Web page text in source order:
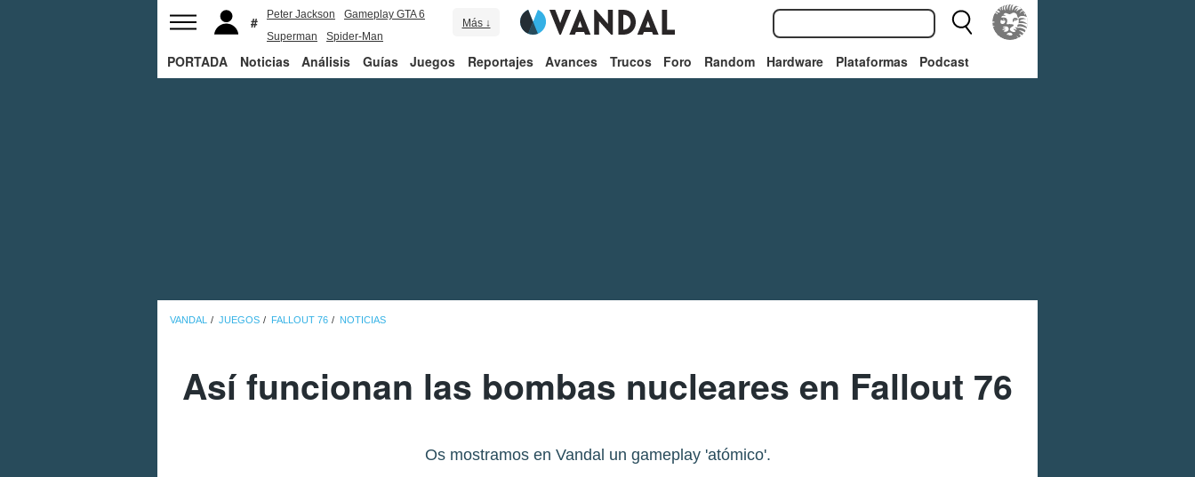
Peter Jackson
Gameplay GTA 6
Superman
Spider-Man
Más ↓
PORTADA Noticias Análisis Guías Juegos Reportajes Avances Trucos Foro Random Hardware Plataformas Podcast
VANDAL JUEGOS FALLOUT 76 NOTICIAS
Así funcionan las bombas nucleares en Fallout 76
Os mostramos en Vandal un gameplay 'atómico'.